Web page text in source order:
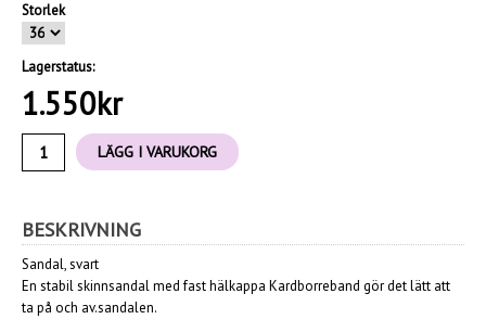
Storlek
Lagerstatus:
1.550kr
LÄGG I VARUKORG
BESKRIVNING
Sandal, svart
En stabil skinnsandal med fast hälkappa Kardborreband gör det lätt att
ta på och av.sandalen.